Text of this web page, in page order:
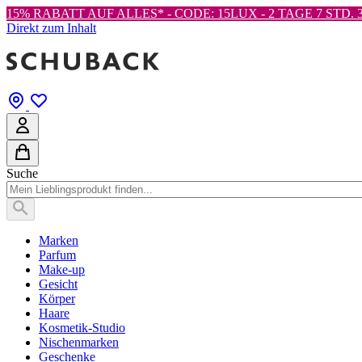
15% RABATT AUF ALLES* - CODE: 15LUX - 2 TAGE 7 STD.
Direkt zum Inhalt
Suche
Marken
Parfum
Make-up
Gesicht
Körper
Haare
Kosmetik-Studio
Nischenmarken
Geschenke